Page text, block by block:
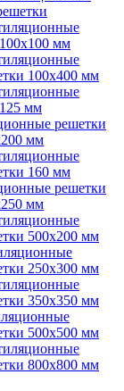
мм
100х400 мм
мм
решетки
мм
160 мм
решетки
мм
500х200 мм
250х300 мм
350х350 мм
500х500 мм
800х800 мм